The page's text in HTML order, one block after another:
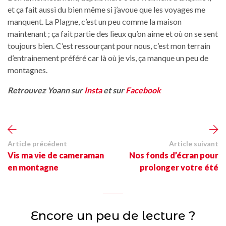
et ça fait aussi du bien même si j’avoue que les voyages me
manquent. La Plagne, c’est un peu comme la maison
maintenant ; ça fait partie des lieux qu’on aime et où on se sent
toujours bien. C’est ressourçant pour nous, c’est mon terrain
d’entrainement préféré car là où je vis, ça manque un peu de
montagnes.
Retrouvez Yoann surInstaet surFacebook
Article précédent
Vis ma vie de cameraman
en montagne
Article suivant
Nos fonds d’écran pour
prolonger votre été
Encore un peu de lecture ?